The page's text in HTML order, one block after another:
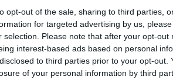
opt-out of the sale, sharing to third parties,
for targeted advertising by us,
selection. Please note that after your opt-out
interest-based ads based on personal
to third parties prior to your opt-out.
of your personal information by third
cieszymy na Twoje następne
Witajcie,